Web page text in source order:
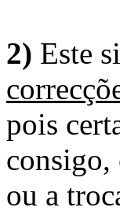
2) Este
pois
consigo,
ou a